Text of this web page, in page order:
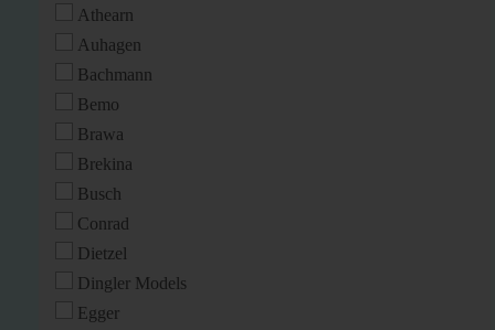
Athearn
Auhagen
Bachmann
Bemo
Brawa
Brekina
Busch
Conrad
Dietzel
Dingler Models
Egger